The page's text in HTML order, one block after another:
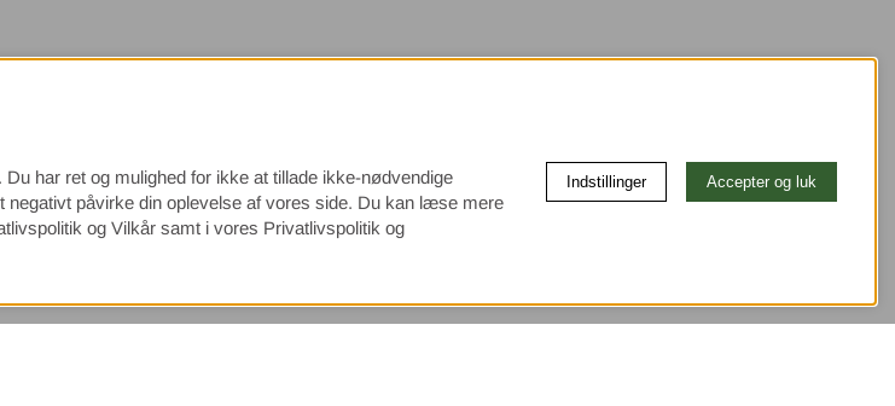
har ret og mulighed for ikke at tillade ikke-nødvendige
påvirke din oplevelse af vores side. Du kan læse mere
og Vilkår samt i vores Privatlivspolitik og
Indstillinger Accepter og luk